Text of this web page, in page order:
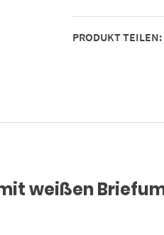
-
Design-
Set
PRODUKT TEILEN:
weißen